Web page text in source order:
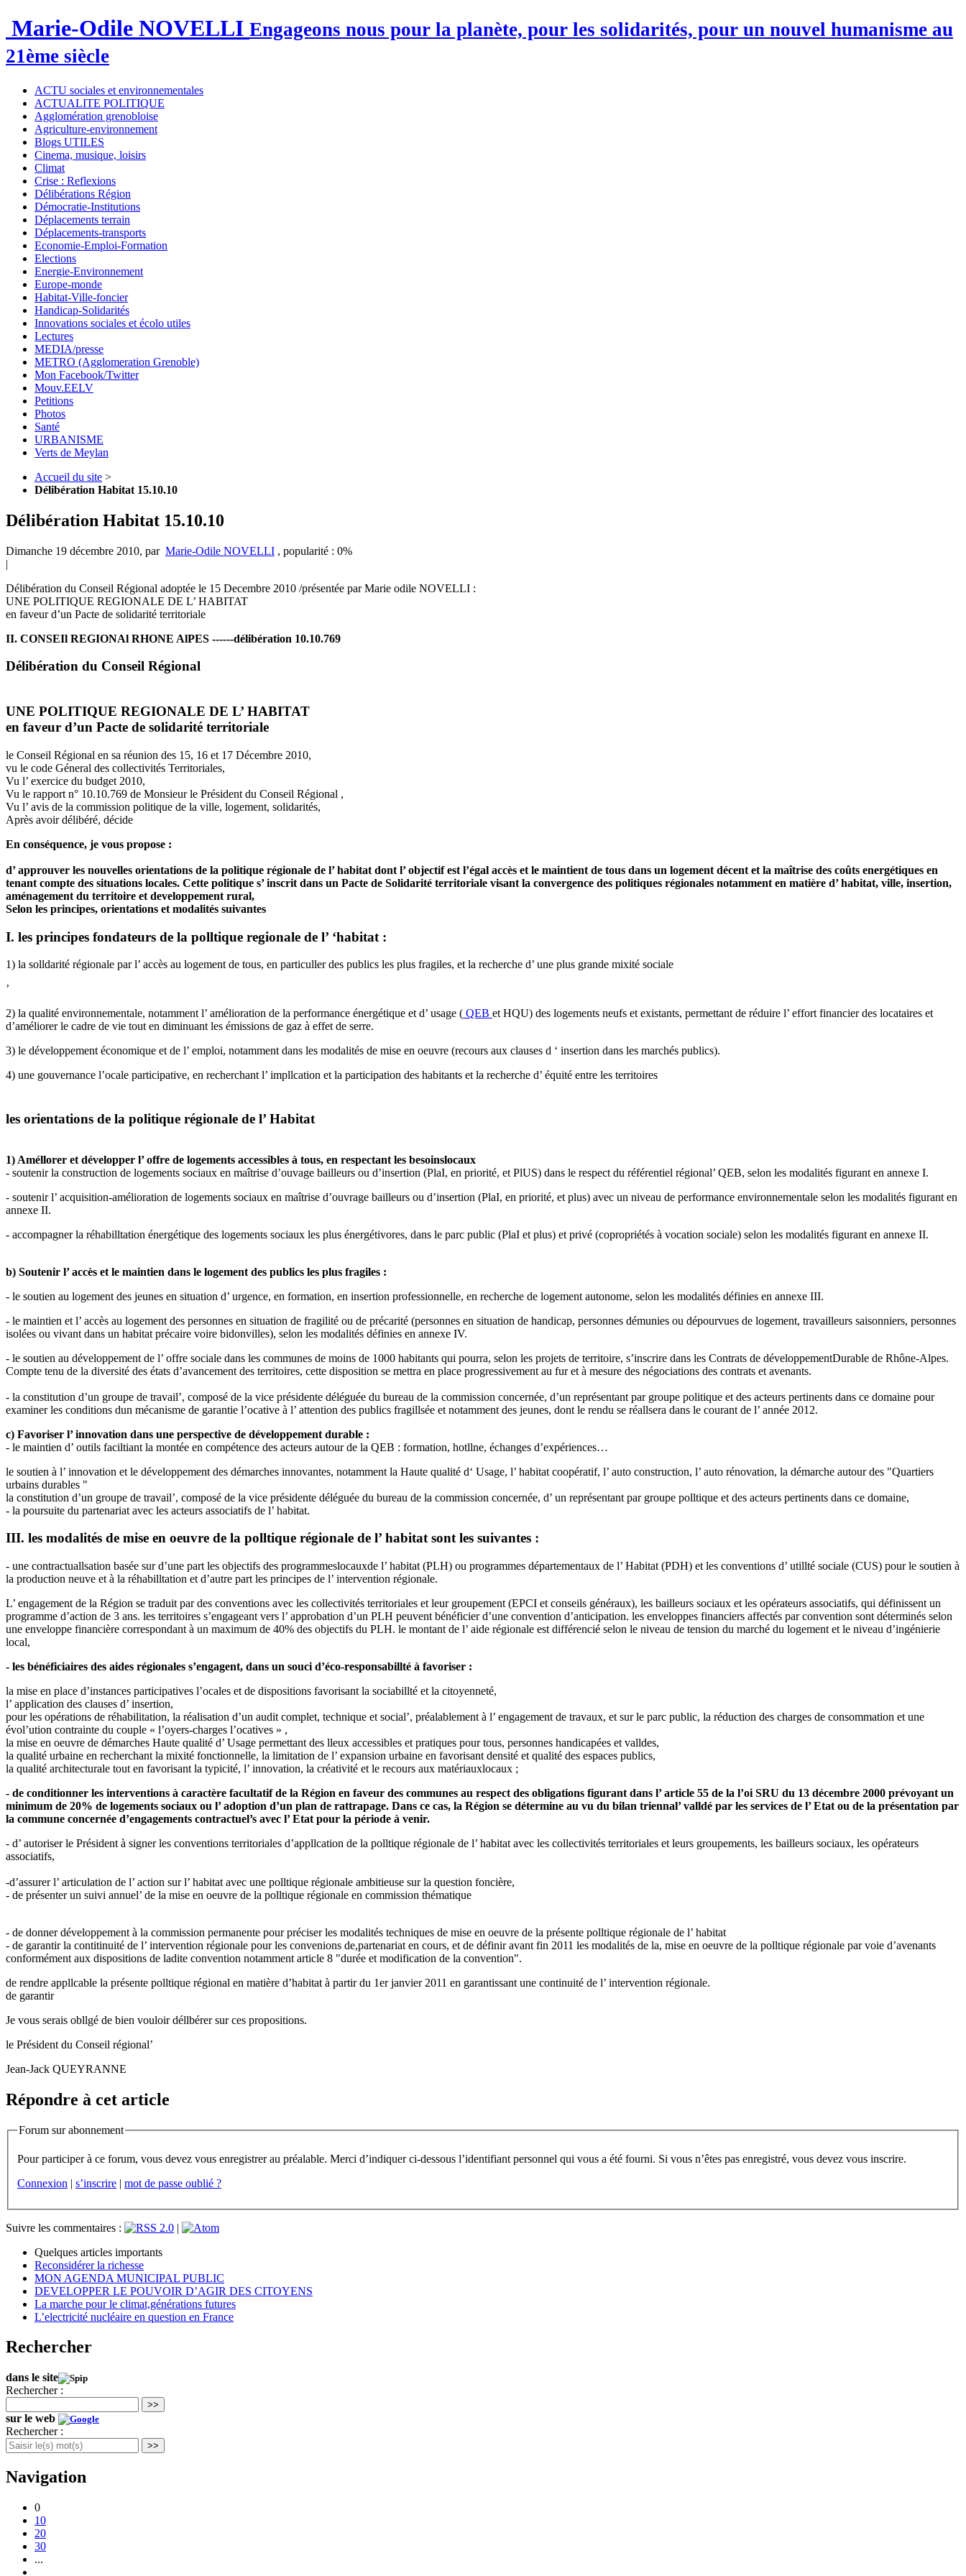
Marie-Odile NOVELLI Engageons nous pour la planète, pour les solidarités, pour un nouvel humanisme au
21ème siècle
ACTU sociales et environnementales
ACTUALITE POLITIQUE
Agglomération grenobloise
Agriculture-environnement
Blogs UTILES
Cinema, musique, loisirs
Climat
Crise : Reflexions
Délibérations Région
Démocratie-Institutions
Déplacements terrain
Déplacements-transports
Economie-Emploi-Formation
Elections
Energie-Environnement
Europe-monde
Habitat-Ville-foncier
Handicap-Solidarités
Innovations sociales et écolo utiles
Lectures
MEDIA/presse
METRO (Agglomeration Grenoble)
Mon Facebook/Twitter
Mouv.EELV
Petitions
Photos
Santé
URBANISME
Verts de Meylan
Accueil du site >
Délibération Habitat 15.10.10
Délibération Habitat 15.10.10
Dimanche 19 décembre 2010, par Marie-Odile NOVELLI , popularité : 0%
|
Délibération du Conseil Régional adoptée le 15 Decembre 2010 /présentée par Marie odile NOVELLI :
UNE POLITIQUE REGIONALE DE L’ HABITAT
en faveur d’un Pacte de solidarité territoriale
II. CONSEIl REGIONAl RHONE AlPES ------délibération 10.10.769
Délibération du Conseil Régional
UNE POLITIQUE REGIONALE DE L’ HABITAT
en faveur d’un Pacte de solidarité territoriale
le Conseil Régional en sa réunion des 15, 16 et 17 Décembre 2010,
vu le code Géneral des collectivités Territoriales,
Vu l’ exercice du budget 2010,
Vu le rapport n° 10.10.769 de Monsieur le Président du Conseil Régional ,
Vu l’ avis de la commission politique de la ville, logement, solidarités,
Après avoir délibéré, décide
En conséquence, je vous propose :
d’ approuver les nouvelles orientations de la politique régionale de l’ habitat dont l’ objectif est l’égal accès et le maintient de tous dans un logement décent et la maîtrise des coûts energétiques en
tenant compte des situations locales. Cette politique s’ inscrit dans un Pacte de Solidarité territoriale visant la convergence des politiques régionales notamment en matière d’ habitat, ville, insertion,
aménagement du territoire et developpement rural,
Selon les principes, orientations et modalités suivantes
I. les principes fondateurs de la polltique regionale de l’ ‘habitat :
1) la solldarité régionale par l’ accès au logement de tous, en particuller des publics les plus fragiles, et la recherche d’ une plus grande mixité sociale
’
2) la qualité environnementale, notamment l’ amélioration de la performance énergétique et d’ usage ( QEB et HQU) des logements neufs et existants, permettant de réduire l’ effort financier des locataires et
d’améliorer le cadre de vie tout en diminuant les émissions de gaz à effet de serre.
3) le développement économique et de l’ emploi, notamment dans les modalités de mise en oeuvre (recours aux clauses d ‘ insertion dans les marchés publics).
4) une gouvernance l’ocale participative, en recherchant l’ impllcation et la participation des habitants et la recherche d’ équité entre les territoires
les orientations de la politique régionale de l’ Habitat
1) Améllorer et développer l’ offre de logements accessibles à tous, en respectant les besoinslocaux
- soutenir la construction de logements sociaux en maîtrise d’ouvage bailleurs ou d’insertion (PlaI, en priorité, et PlUS) dans le respect du référentiel régional’ QEB, selon les modalités figurant en annexe I.
- soutenir l’ acquisition-amélioration de logements sociaux en maîtrise d’ouvrage bailleurs ou d’insertion (PlaI, en priorité, et plus) avec un niveau de performance environnementale selon les modalités figurant en
annexe II.
- accompagner la réhabilltation énergétique des logements sociaux les plus énergétivores, dans le parc public (PlaI et plus) et privé (copropriétés à vocation sociale) selon les modalités figurant en annexe II.
b) Soutenir l’ accès et le maintien dans le logement des publics les plus fragiles :
- le soutien au logement des jeunes en situation d’ urgence, en formation, en insertion professionnelle, en recherche de logement autonome, selon les modalités définies en annexe III.
- le maintien et l’ accès au logement des personnes en situation de fragilité ou de précarité (personnes en situation de handicap, personnes démunies ou dépourvues de logement, travailleurs saisonniers, personnes
isolées ou vivant dans un habitat précaire voire bidonvilles), selon les modalités définies en annexe IV.
- le soutien au développement de l’ offre sociale dans les communes de moins de 1000 habitants qui pourra, selon les projets de territoire, s’inscrire dans les Contrats de développementDurable de Rhône-Alpes.
Compte tenu de la diversité des états d’avancement des territoires, cette disposition se mettra en place progressivement au fur et à mesure des négociations des contrats et avenants.
- la constitution d’un groupe de travail’, composé de la vice présidente déléguée du bureau de la commission concernée, d’un représentant par groupe politique et des acteurs pertinents dans ce domaine pour
examiner les conditions dun mécanisme de garantie l’ocative à l’ attention des publics fragillsée et notamment des jeunes, dont le rendu se réallsera dans le courant de l’ année 2012.
c) Favoriser l’ innovation dans une perspective de développement durable :
- le maintien d’ outils faciltiant la montée en compétence des acteurs autour de la QEB : formation, hotllne, échanges d’expériences…
le soutien à l’ innovation et le développement des démarches innovantes, notamment la Haute qualité d‘ Usage, l’ habitat coopératif, l’ auto construction, l’ auto rénovation, la démarche autour des "Quartiers
urbains durables "
la constitution d’un groupe de travail’, composé de la vice présidente déléguée du bureau de la commission concernée, d’ un représentant par groupe polltique et des acteurs pertinents dans ce domaine,
- la poursuite du partenariat avec les acteurs associatifs de l’ habitat.
III. les modalités de mise en oeuvre de la polltique régionale de l’ habitat sont les suivantes :
- une contractuallsation basée sur d’une part les objectifs des programmeslocauxde l’ habitat (PLH) ou programmes départementaux de l’ Habitat (PDH) et les conventions d’ utillté sociale (CUS) pour le soutien à
la production neuve et à la réhabilltation et d’autre part les principes de l’ intervention régionale.
L’ engagement de la Région se traduit par des conventions avec les collectivités territoriales et leur groupement (EPCI et conseils généraux), les bailleurs sociaux et les opérateurs associatifs, qui définissent un
programme d’action de 3 ans. les territoires s’engageant vers l’ approbation d’un PLH peuvent bénéficier d’une convention d’anticipation. les enveloppes financiers affectés par convention sont déterminés selon
une enveloppe financière correspondant à un maximum de 40% des objectifs du PLH. le montant de l’ aide régionale est différencié selon le niveau de tension du marché du logement et le niveau d’ingénierie
local,
- les bénéficiaires des aides régionales s’engagent, dans un souci d’éco-responsabillté à favoriser :
la mise en place d’instances participatives l’ocales et de dispositions favorisant la sociabillté et la citoyenneté,
l’ application des clauses d’ insertion,
pour les opérations de réhabilitation, la réalisation d’un audit complet, technique et social’, préalablement à l’ engagement de travaux, et sur le parc public, la réduction des charges de consommation et une
évol’ution contrainte du couple « l’oyers-charges l’ocatives » ,
la mise en oeuvre de démarches Haute qualité d’ Usage permettant des lleux accessibles et pratiques pour tous, personnes handicapées et valldes,
la qualité urbaine en recherchant la mixité fonctionnelle, la limitation de l’ expansion urbaine en favorisant densité et qualité des espaces publics,
la qualité architecturale tout en favorisant la typicité, l’ innovation, la créativité et le recours aux matériauxlocaux ;
- de conditionner les interventions à caractère facultatif de la Région en faveur des communes au respect des obligations figurant dans l’ article 55 de la l’oi SRU du 13 décembre 2000 prévoyant un
minimum de 20% de logements sociaux ou l’ adoption d’un plan de rattrapage. Dans ce cas, la Région se détermine au vu du bilan triennal’ valldé par les services de l’ Etat ou de la présentation par
la commune concernée d’engagements contractuel’s avec l’ Etat pour la période à venir.
- d’ autoriser le Président à signer les conventions territoriales d’appllcation de la polltique régionale de l’ habitat avec les collectivités territoriales et leurs groupements, les bailleurs sociaux, les opérateurs
associatifs,
-d’assurer l’ articulation de l’ action sur l’ habitat avec une polltique régionale ambitieuse sur la question foncière,
- de présenter un suivi annuel’ de la mise en oeuvre de la polltique régionale en commission thématique
- de donner développement à la commission permanente pour préciser les modalités techniques de mise en oeuvre de la présente polltique régionale de l’ habitat
- de garantir la contitinuité de l’ intervention régionale pour les convenions de,partenariat en cours, et de définir avant fin 2011 les modalités de la, mise en oeuvre de la polltique régionale par voie d’avenants
conformément aux dispositions de ladite convention notamment article 8 "durée et modification de la convention".
de rendre appllcable la présente polltique régional en matière d’habitat à partir du 1er janvier 2011 en garantissant une continuité de l’ intervention régionale.
de garantir
Je vous serais obllgé de bien vouloir déllbérer sur ces propositions.
le Président du Conseil régional’
Jean-Jack QUEYRANNE
Répondre à cet article
Forum sur abonnement
Pour participer à ce forum, vous devez vous enregistrer au préalable. Merci d’indiquer ci-dessous l’identifiant personnel qui vous a été fourni. Si vous n’êtes pas enregistré, vous devez vous inscrire.
Connexion | s’inscrire | mot de passe oublié ?
Suivre les commentaires :
|
Quelques articles importants
Reconsidérer la richesse
MON AGENDA MUNICIPAL PUBLIC
DEVELOPPER LE POUVOIR D’AGIR DES CITOYENS
La marche pour le climat,générations futures
L’electricité nucléaire en question en France
Rechercher
dans le site
Rechercher :
>>
sur le web
Rechercher :
>>
Navigation
0
10
20
30
...